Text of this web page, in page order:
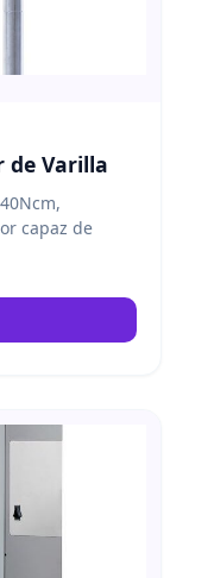
de Varilla
capaz de